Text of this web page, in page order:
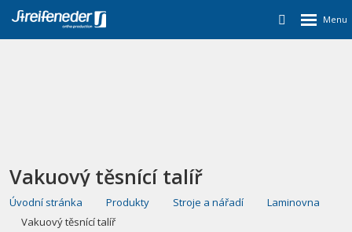
Vakuový těsnící talíř
Úvodní stránka Produkty Stroje a nářadí
Laminovna
Vakuový těsnící talíř